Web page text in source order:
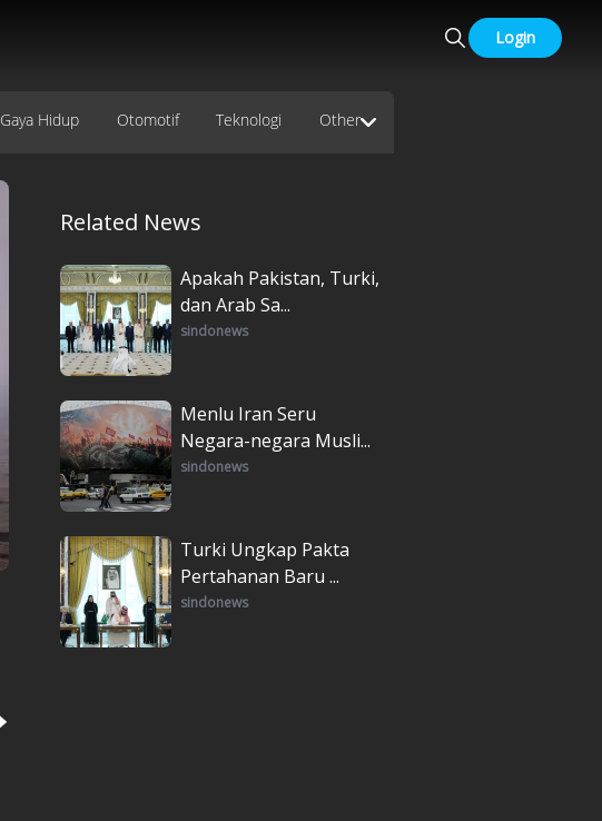
Login
Gaya Hidup Otomotif Teknologi Other
Related News
Apakah Pakistan, Turki,
dan Arab Sa...
sindonews
Menlu Iran Seru
Negara-negara Musli...
sindonews
Turki Ungkap Pakta
Pertahanan Baru ...
sindonews